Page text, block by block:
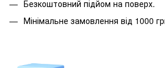
Безкоштовний підйом на поверх.
Мінімальне замовлення від 1000